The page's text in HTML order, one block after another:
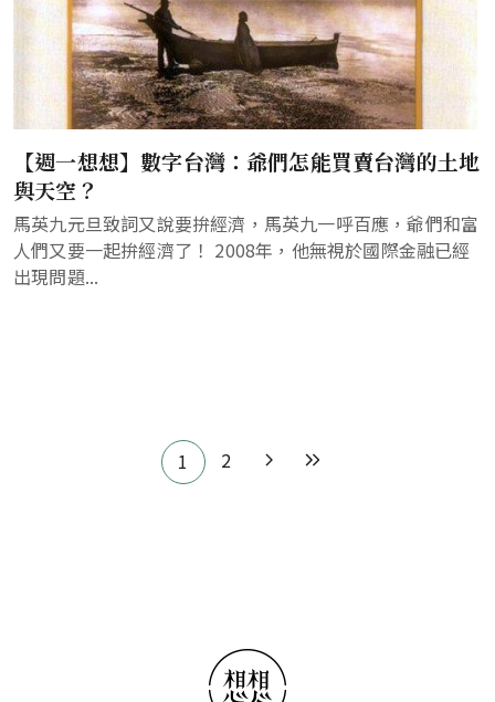
【週一想想】數字台灣：爺們怎能買賣台灣的土地
與天空？
馬英九元旦致詞又說要拚經濟，馬英九一呼百應，爺們和富
人們又要一起拚經濟了！ 2008年，他無視於國際金融已經
出現問題...
1 2